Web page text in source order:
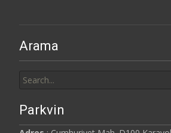
Arama
for:
Parkvin